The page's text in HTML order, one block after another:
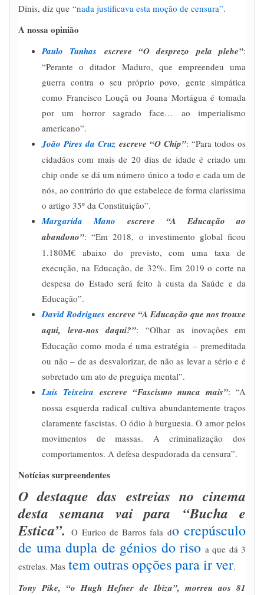
Dinis, diz que “nada justificava esta moção de censura”.
A nossa opinião
Paulo Tunhas escreve “O desprezo pela plebe”:
“Perante o ditador Maduro, que empreendeu uma
guerra contra o seu próprio povo, gente simpática
como Francisco Louçã ou Joana Mortágua é tomada
por um horror sagrado face… ao imperialismo
americano”.
João Pires da Cruz escreve “O Chip”: “Para todos os
cidadãos com mais de 20 dias de idade é criado um
chip onde se dá um número único a todo e cada um de
nós, ao contrário do que estabelece de forma claríssima
o artigo 35º da Constituição”.
Margarida Mano escreve “A Educação ao
abandono”: “Em 2018, o investimento global ficou
1.180M€ abaixo do previsto, com uma taxa de
execução, na Educação, de 32%. Em 2019 o corte na
despesa do Estado será feito à custa da Saúde e da
Educação”.
David Rodrigues escreve “A Educação que nos trouxe
aqui, leva-nos daqui?”: “Olhar as inovações em
Educação como moda é uma estratégia – premeditada
ou não – de as desvalorizar, de não as levar a sério e é
sobretudo um ato de preguiça mental”.
Luís Teixeira escreve “Fascismo nunca mais”: “A
nossa esquerda radical cultiva abundantemente traços
claramente fascistas. O ódio à burguesia. O amor pelos
movimentos de massas. A criminalização dos
comportamentos. A defesa despudorada da censura”.
Notícias surpreendentes
O destaque das estreias no cinema
desta semana vai para “Bucha e
Estica”.O Eurico de Barros fala do crepúsculo
de uma dupla de génios do riso a que dá 3
estrelas. Mas tem outras opções para ir ver.
Tony Pike, “o Hugh Hefner de Ibiza”, morreu aos 81